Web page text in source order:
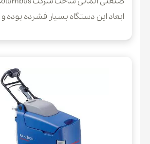
ابعاد این دستگاه بسیار فشرده بوده و
موجب دسترسی آسان به گوشه ها و
در نتیجه نظافت موثر با کیفیتی را